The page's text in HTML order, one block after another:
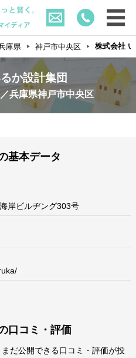
庫県 神戸市中央区 株式会社
か設計集団
兵庫県神戸市中央区
基本データ
岸ビルヂング303号
口コミ・評価
だ公開できる口コミ・評価が投